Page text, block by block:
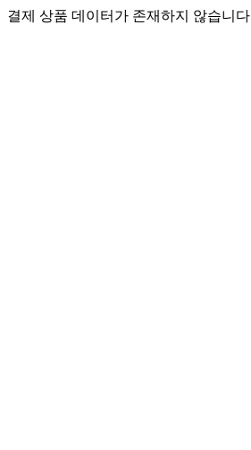
결제 상품 데이터가 존재하지 않습니다